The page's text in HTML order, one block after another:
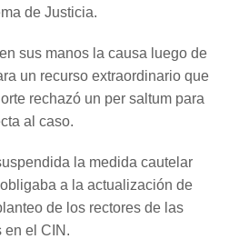
de Justicia.
sus manos la causa luego de
un recurso extraordinario que
rechazó un per saltum para
al caso.
la medida cautelar
a la actualización de
de los rectores de las
en el CIN.